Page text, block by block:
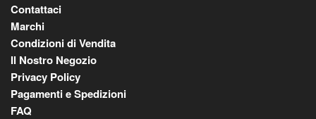
Contattaci
Marchi
Condizioni di Vendita
Il Nostro Negozio
Privacy Policy
Pagamenti e Spedizioni
FAQ